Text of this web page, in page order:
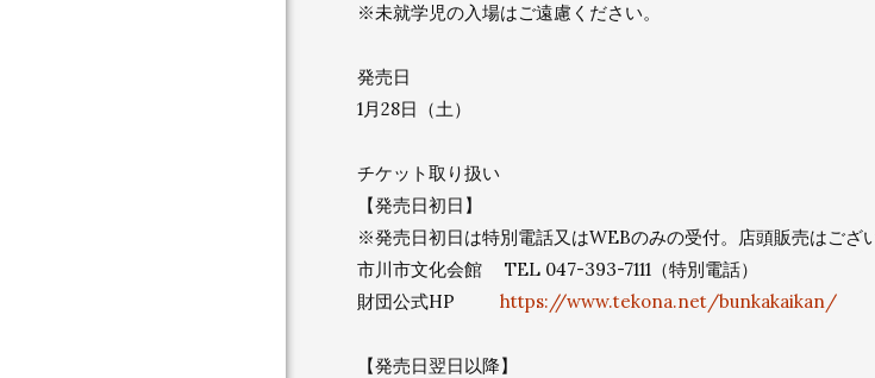
※未就学児の入場はご遠慮ください。
発売日
1月28日（土）
チケット取り扱い
【発売日初日】
※発売日初日は特別電話又はWEBのみの受付。店頭販売はござ
市川市文化会館 TEL 047-393-7111（特別電話）
財団公式HP https://www.tekona.net/bunkakaikan/
【発売日翌日以降】